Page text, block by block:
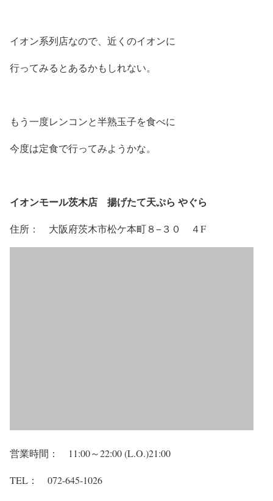
イオン系列店なので、近くのイオンに
行ってみるとあるかもしれない。
もう一度レンコンと半熟玉子を食べに
今度は定食で行ってみようかな。
イオンモール茨木店 揚げたて天ぷら やぐら
住所： 大阪府茨木市松ケ本町８−３０ ４F
営業時間： 11:00～22:00 (L.O.)21:00
TEL： 072-645-1026